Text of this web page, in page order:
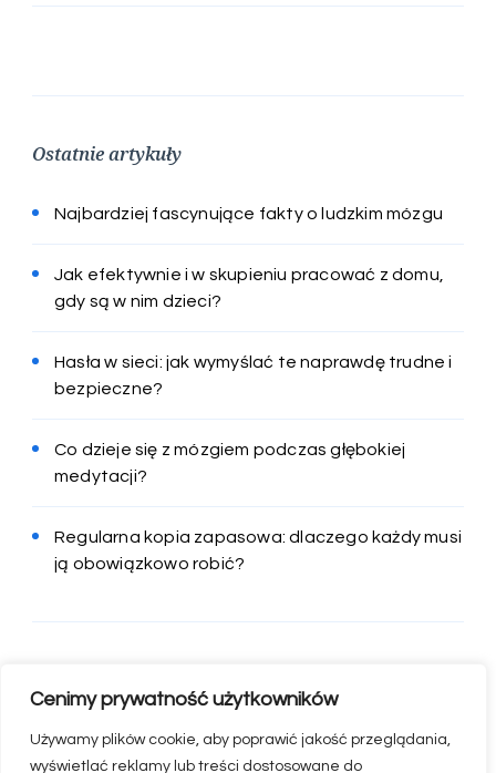
Cenimy prywatność użytkowników
Używamy plików cookie, aby poprawić jakość przeglądania,
wyświetlać reklamy lub treści dostosowane do
Ostatnie artykuły
Najbardziej fascynujące fakty o ludzkim mózgu
Jak efektywnie i w skupieniu pracować z domu,
gdy są w nim dzieci?
Hasła w sieci: jak wymyślać te naprawdę trudne i
bezpieczne?
Co dzieje się z mózgiem podczas głębokiej
medytacji?
Regularna kopia zapasowa: dlaczego każdy musi
ją obowiązkowo robić?